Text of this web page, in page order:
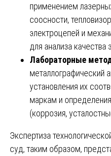
применением
соосности,
электроцепей и
для анализа качества
Лабораторные
металлографический
установления их
маркам и
(коррозия,
Экспертиза
суд, таким образом,